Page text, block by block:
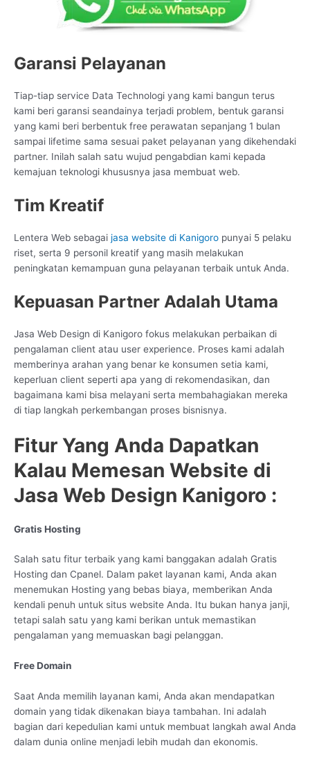
Garansi Pelayanan
Tiap-tiap service Data Technologi yang kami bangun terus
kami beri garansi seandainya terjadi problem, bentuk garansi
yang kami beri berbentuk free perawatan sepanjang 1 bulan
sampai lifetime sama sesuai paket pelayanan yang dikehendaki
partner. Inilah salah satu wujud pengabdian kami kepada
kemajuan teknologi khususnya jasa membuat web.
Tim Kreatif
Lentera Web sebagai jasa website di Kanigoro punyai 5 pelaku
riset, serta 9 personil kreatif yang masih melakukan
peningkatan kemampuan guna pelayanan terbaik untuk Anda.
Kepuasan Partner Adalah Utama
Jasa Web Design di Kanigoro fokus melakukan perbaikan di
pengalaman client atau user experience. Proses kami adalah
memberinya arahan yang benar ke konsumen setia kami,
keperluan client seperti apa yang di rekomendasikan, dan
bagaimana kami bisa melayani serta membahagiakan mereka
di tiap langkah perkembangan proses bisnisnya.
Fitur Yang Anda Dapatkan
Kalau Memesan Website di
Jasa Web Design Kanigoro :
Gratis Hosting
Salah satu fitur terbaik yang kami banggakan adalah Gratis
Hosting dan Cpanel. Dalam paket layanan kami, Anda akan
menemukan Hosting yang bebas biaya, memberikan Anda
kendali penuh untuk situs website Anda. Itu bukan hanya janji,
tetapi salah satu yang kami berikan untuk memastikan
pengalaman yang memuaskan bagi pelanggan.
Free Domain
Saat Anda memilih layanan kami, Anda akan mendapatkan
domain yang tidak dikenakan biaya tambahan. Ini adalah
bagian dari kepedulian kami untuk membuat langkah awal Anda
dalam dunia online menjadi lebih mudah dan ekonomis.